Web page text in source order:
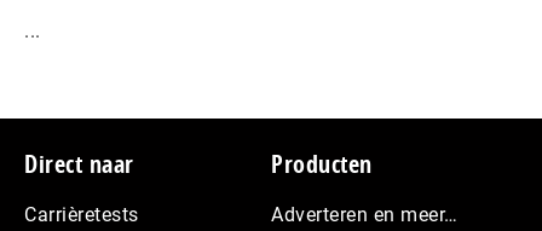
...
Footer
Direct naar
Carrièretests
Producten
Adverteren en meer…